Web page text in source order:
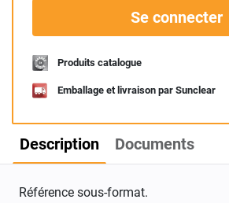
Se connecter
Produits catalogue
Emballage et livraison par Sunclear
Description Documents
Référence sous-format.